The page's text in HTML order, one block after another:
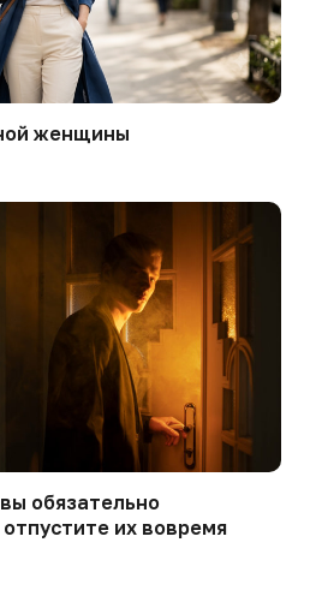
женщины
обязательно
их вовремя